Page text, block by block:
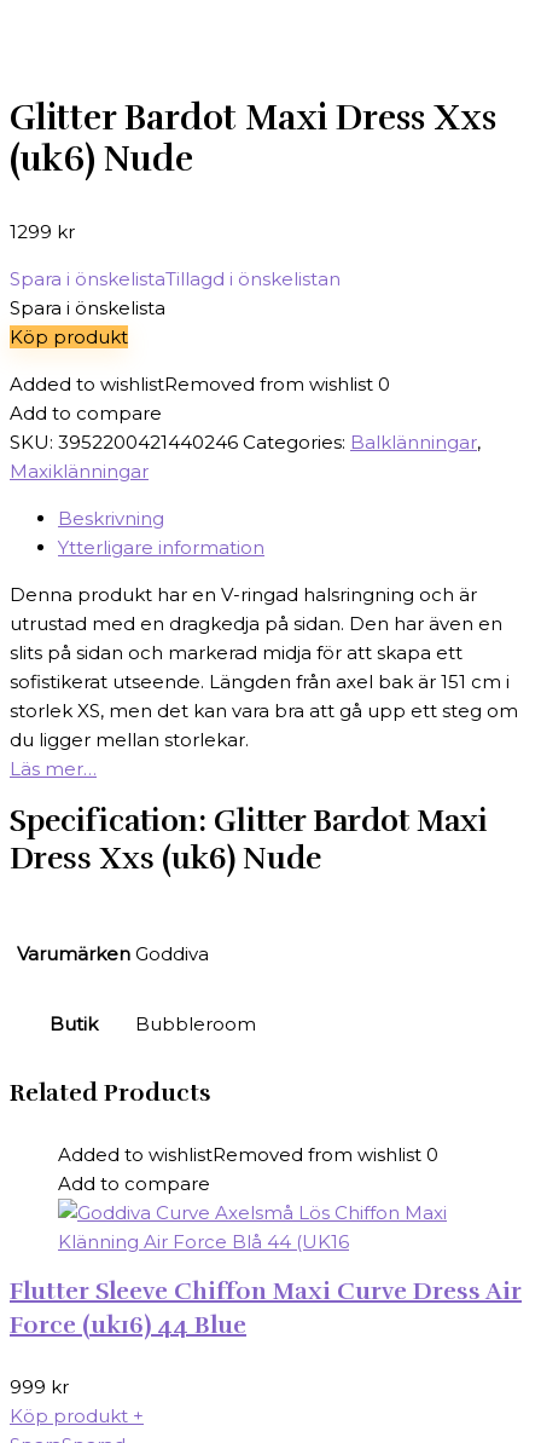
Glitter Bardot Maxi Dress Xxs
(uk6) Nude
1299 kr
Spara i önskelistaTillagd i önskelistan
Spara i önskelista
Köp produkt
Added to wishlistRemoved from wishlist 0
Add to compare
SKU: 3952200421440246 Categories: Balklänningar,
Maxiklänningar
Beskrivning
Ytterligare information
Denna produkt har en V-ringad halsringning och är
utrustad med en dragkedja på sidan. Den har även en
slits på sidan och markerad midja för att skapa ett
sofistikerat utseende. Längden från axel bak är 151 cm i
storlek XS, men det kan vara bra att gå upp ett steg om
du ligger mellan storlekar.
Läs mer…
Specification: Glitter Bardot Maxi
Dress Xxs (uk6) Nude
Varumärken Goddiva
Butik Bubbleroom
Related Products
Added to wishlistRemoved from wishlist 0
Add to compare
Flutter Sleeve Chiffon Maxi Curve Dress Air
Force (uk16) 44 Blue
999 kr
Köp produkt +